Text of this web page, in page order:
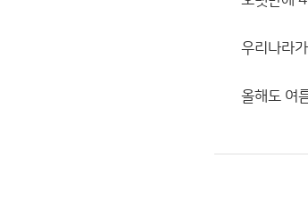
우리나라
올해도 여